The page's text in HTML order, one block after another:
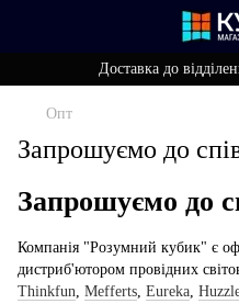
Доставка до
Опт
Запрошуємо до
Запрошуємо до
Компанія "Розумний кубик" є
дистриб'ютором провідних
Thinkfun, Mefferts, Eureka,